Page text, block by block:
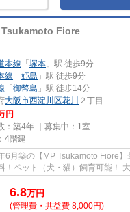
Tsukamoto Fiore
本線 「 塚本 」駅 徒歩9分
線 「 姫島 」駅 徒歩9分
「 御幣島 」駅 徒歩14分
大阪市西淀川区花川 ２丁目
円
：築4年 ｜募集中： 1室
4階建
6月築の【MP Tsukamoto Fiore】
！ペット（犬・猫）飼育可能！
6.8万円
(管理費・共益費 8,000円)